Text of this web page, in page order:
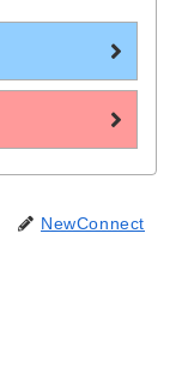
NewConnect